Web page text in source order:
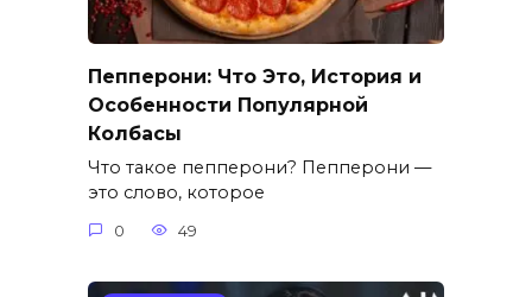
Пепперони: Что Это, История и
Особенности Популярной
Колбасы
Что такое пепперони? Пепперони —
это слово, которое
0 49